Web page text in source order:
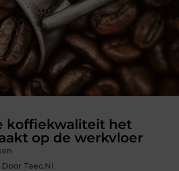
koffiekwaliteit het
op de werkvloer
Taec.nl